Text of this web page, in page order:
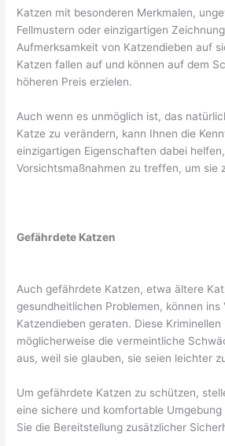
Katzen mit besonderen Merkmalen,
Fellmustern oder einzigartigen
Aufmerksamkeit von Katzendieben auf
Katzen fallen auf und können auf dem
höheren Preis erzielen.
Auch wenn es unmöglich ist, das
Katze zu verändern, kann Ihnen die
einzigartigen Eigenschaften dabei
Vorsichtsmaßnahmen zu treffen, um sie
Gefährdete Katzen
Auch gefährdete Katzen, etwa ältere
gesundheitlichen Problemen, können ins
Katzendieben geraten. Diese Kriminellen
möglicherweise die vermeintliche
aus, weil sie glauben, sie seien leichter
Um gefährdete Katzen zu schützen,
eine sichere und komfortable
Sie die Bereitstellung zusätzlicher